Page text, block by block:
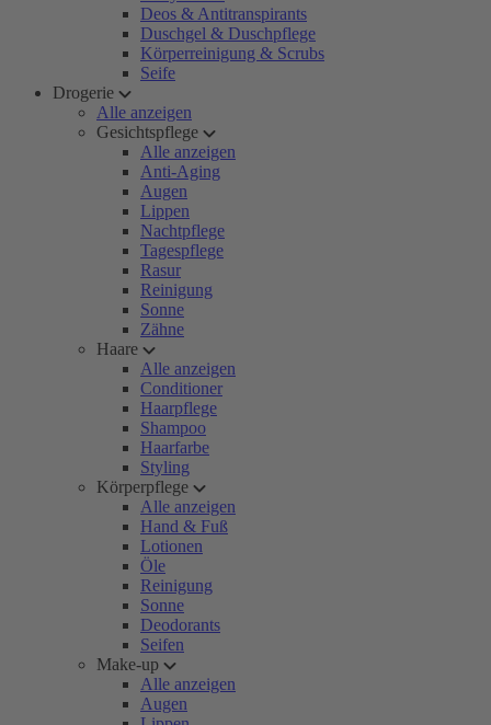
Deos & Antitranspirants
Duschgel & Duschpflege
Körperreinigung & Scrubs
Seife
Drogerie
Alle anzeigen
Gesichtspflege
Alle anzeigen
Anti-Aging
Augen
Lippen
Nachtpflege
Tagespflege
Rasur
Reinigung
Sonne
Zähne
Haare
Alle anzeigen
Conditioner
Haarpflege
Shampoo
Haarfarbe
Styling
Körperpflege
Alle anzeigen
Hand & Fuß
Lotionen
Öle
Reinigung
Sonne
Deodorants
Seifen
Make-up
Alle anzeigen
Augen